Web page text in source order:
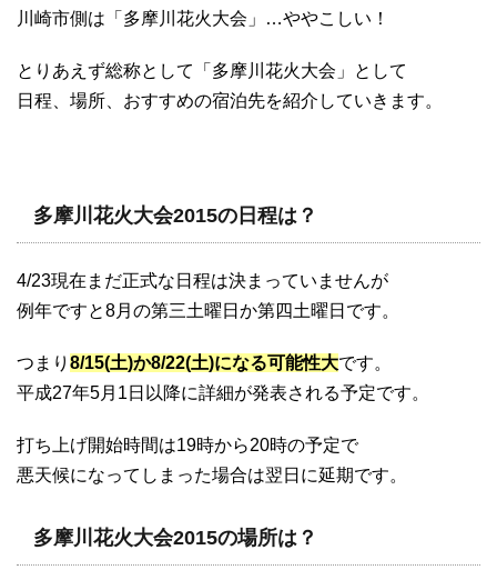
川崎市側は「多摩川花火大会」…ややこしい！
とりあえず総称として「多摩川花火大会」として
日程、場所、おすすめの宿泊先を紹介していきます。
多摩川花火大会2015の日程は？
4/23現在まだ正式な日程は決まっていませんが
例年ですと8月の第三土曜日か第四土曜日です。
つまり 8/15(土)か8/22(土)になる可能性大です。
平成27年5月1日以降に詳細が発表される予定です。
打ち上げ開始時間は19時から20時の予定で
悪天候になってしまった場合は翌日に延期です。
多摩川花火大会2015の場所は？